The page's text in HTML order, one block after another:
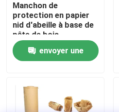
Contactez-nous
Nouvelles
Bulle Mailing sacs
Manchon de
protection en papier
nid d'abeille à base de
pâte de bois,
recyclable
envoyer une